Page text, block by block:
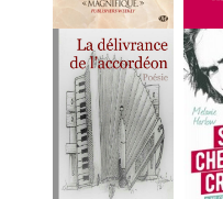
MES FUTURES
LECTURES
MES CRITIQUES
MES ARTICLES
MARION